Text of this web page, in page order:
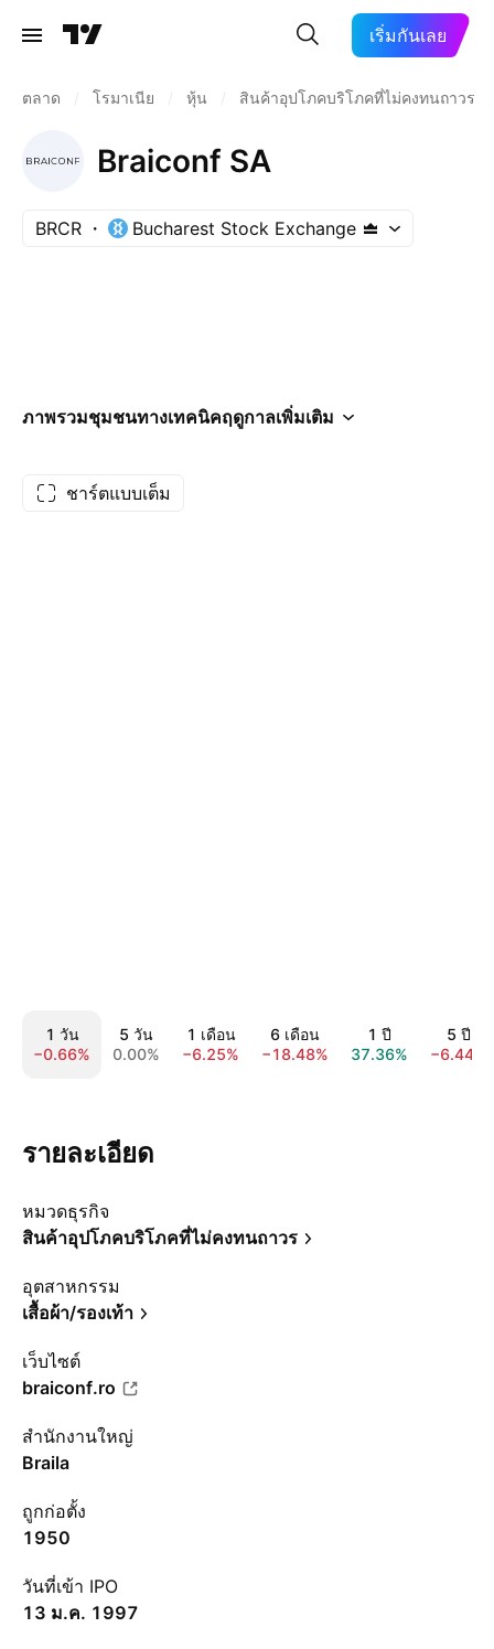
เริ่มกันเลย
ตลาด โรมาเนีย หุ้น สินค้าอุปโภคบริโภคที่ไม่คงทนถาวร
Braiconf SA
BRCR Bucharest Stock Exchange
ภาพรวมชุมชนทางเทคนิคฤดูกาลเพิ่มเติม
ชาร์ตแบบเต็ม
1 วัน
−0.66%
5 วัน
0.00%
1 เดือน
−6.25%
6 เดือน
−18.48%
1 ปี
37.36%
5 ปี
−6.44%
รายละเอียด
หมวดธุรกิจ
สินค้าอุปโภคบริโภคที่ไม่คงทนถาวร
อุตสาหกรรม
เสื้อผ้า/รองเท้า
เว็บไซต์
braiconf.ro
สำนักงานใหญ่
Braila
ถูกก่อตั้ง
1950
วันที่เข้า IPO
13 ม.ค. 1997